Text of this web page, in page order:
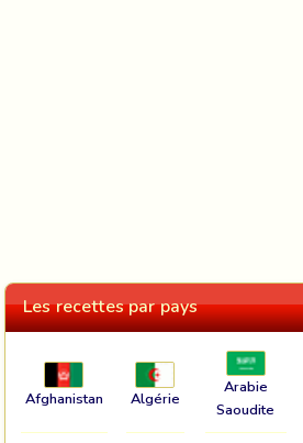
Les recettes par pays
Afghanistan Algérie
Arabie
Saoudite